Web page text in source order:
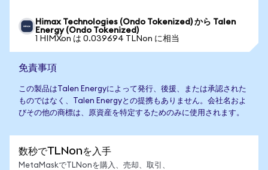
Himax Technologies (Ondo Tokenized) から Talen
Energy (Ondo Tokenized)
1 HIMXon は 0.039694 TLNon に相当
免責事項
この製品はTalen Energyによって発行、後援、または承認された
ものではなく、Talen Energyとの提携もありません。会社名およ
びその他の商標は、原資産を特定するためのみに使用されます。
数秒でTLNonを入手
MetaMaskでTLNonを購入、売却、取引、